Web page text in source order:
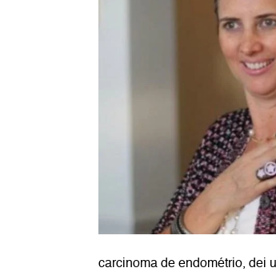
carcinoma de endométrio, dei